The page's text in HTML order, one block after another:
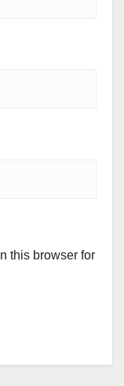
this browser for